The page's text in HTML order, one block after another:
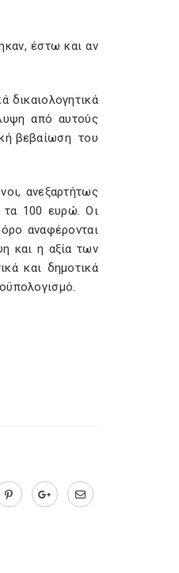
έστω και αν
δικαιολογητικά
από αυτούς
βεβαίωση του
ανεξαρτήτως
τα 100 ευρώ. Οι
αναφέρονται
και η αξία των
και δημοτικά